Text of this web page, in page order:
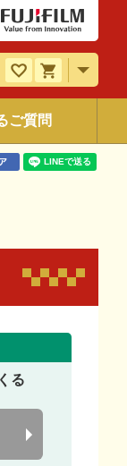
ご質問
る